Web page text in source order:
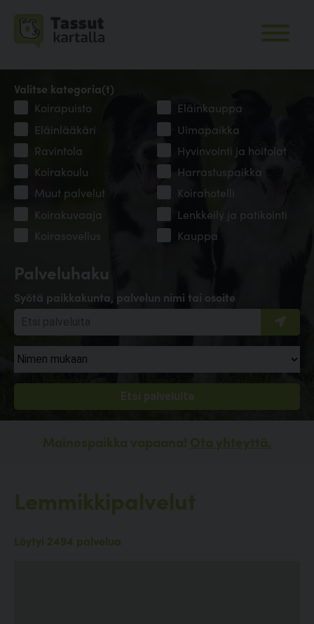
Palveluhaku
Syötä paikkakunta, palvelun nimi tai osoite
Valitse kategoria(t)
Koirapuisto
Eläinkauppa
Eläinlääkäri
Uimapaikka
Ravintola
Hyvinvointi ja hoitolat
Koirakoulu
Harrastuspaikka
Muut palvelut
Koirahotelli
Koirakuvaaja
Lenkkeily ja patikointi
Koirasovellus
Kauppa
Mainospaikka vapaana! Ota yhteyttä.
Lemmikkipalvelut
Löytyi 2494 palvelua